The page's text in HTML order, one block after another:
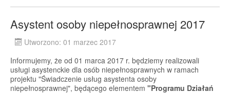
Asystent osoby niepełnosprawnej 2017
Utworzono: 01 marzec 2017
Informujemy, że od 01 marca 2017 r. będziemy realizowali
usługi asystenckie dla osób niepełnosprawnych w ramach
projektu "Świadczenie usług asystenta osoby
niepełnosprawnej", będącego elementem "Programu Działań